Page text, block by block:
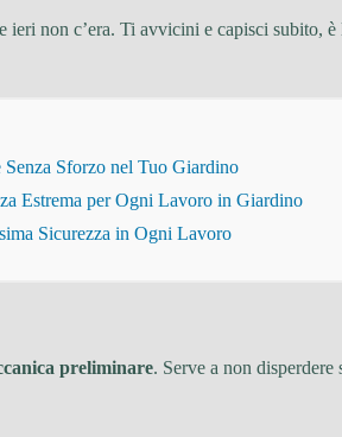
ieri non c’era. Ti avvicini e capisci subito, è
Sforzo nel Tuo Giardino
Estrema per Ogni Lavoro in Giardino
Sicurezza in Ogni Lavoro
preliminare. Serve a non disperdere